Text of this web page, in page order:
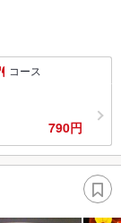
コース
790円